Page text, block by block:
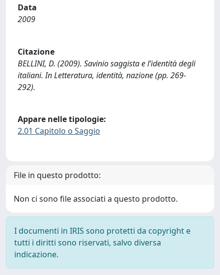
Data
2009
Citazione
BELLINI, D. (2009). Savinio saggista e l’identità degli
italiani. In Letteratura, identità, nazione (pp. 269-
292).
Appare nelle tipologie:
2.01 Capitolo o Saggio
File in questo prodotto:
Non ci sono file associati a questo prodotto.
I documenti in IRIS sono protetti da copyright e
tutti i diritti sono riservati, salvo diversa
indicazione.